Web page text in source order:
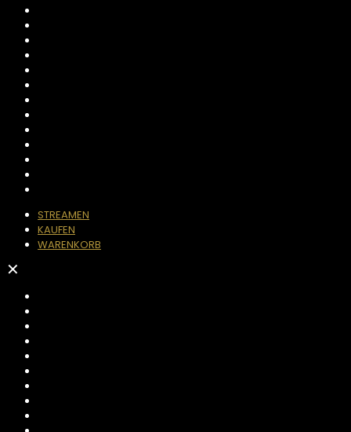
STREAMEN
KAUFEN
WARENKORB
✕